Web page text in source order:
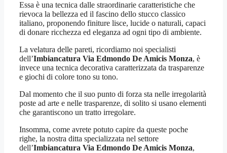
Essa è una tecnica dalle straordinarie caratteristiche che
rievoca la bellezza ed il fascino dello stucco classico
italiano, proponendo finiture lisce, lucide o naturali, capaci
di donare ricchezza ed eleganza ad ogni tipo di ambiente.
La velatura delle pareti, ricordiamo noi specialisti
dell’Imbiancatura Via Edmondo De Amicis Monza, è
invece una tecnica decorativa caratterizzata da trasparenze
e giochi di colore tono su tono.
Dal momento che il suo punto di forza sta nelle irregolarità
poste ad arte e nelle trasparenze, di solito si usano elementi
che garantiscono un tratto irregolare.
Insomma, come avrete potuto capire da queste poche
righe, la nostra ditta specializzata nel settore
dell’Imbiancatura Via Edmondo De Amicis Monza,